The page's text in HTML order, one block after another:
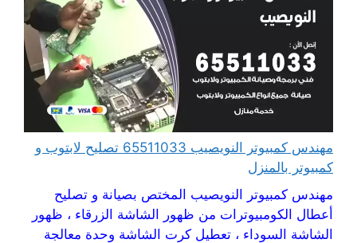
مهندس كمبيوتر النويصيب 65511033 تصليح لابتوب و
كمبيوتر بالمنزل
مهندس كمبيوتر النويصيب المختص بصيانة و تصليح
أعطال الكومبيوترات من ظهور الشاشة الزرقاء ، ظهور
الشاشة السوداء ، تعطيل كرت الشاشة وحدة معالجة